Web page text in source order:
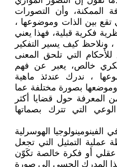
الممكنة، وأن التصورات
تقع بين الذات وموضوعها ،
فكرية قبلية، فهذا يعني
ونلاحظ كيف يسير التفكير
التي تلحق المعنى
خالص، يعبر عن فهم
، ندرك عندئذ ماهية
وموضعها بصورة مختلفة عما
المعرفة حول قضايا أكثر
التي تترك بصماتها
الهوسرلية
عملية التمثيل التي تجعل
أو فكرة خالصة تكَوّن
المدرك الحسي إلى صورة